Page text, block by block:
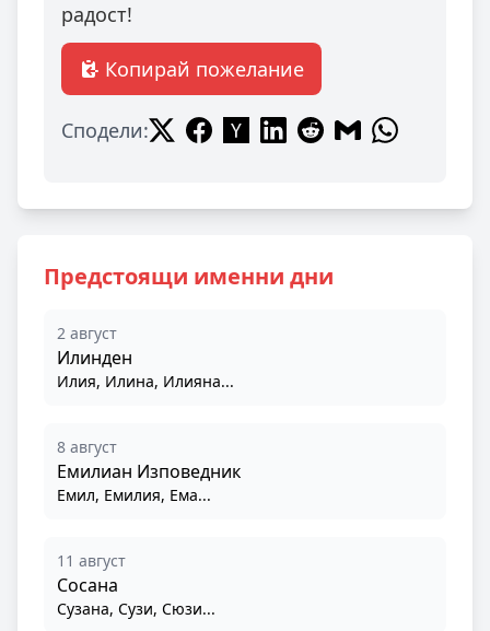
радост!
Копирай пожелание
Сподели:
Предстоящи именни дни
2 август
Илинден
Илия, Илина, Илияна...
8 август
Емилиан Изповедник
Емил, Емилия, Ема...
11 август
Сосана
Сузана, Сузи, Сюзи...